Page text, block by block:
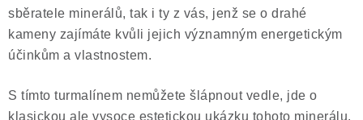
sběratele minerálů, tak i ty z vás, jenž se o drahé
kameny zajímáte kvůli jejich významným energetickým
účinkům a vlastnostem.
S tímto turmalínem nemůžete šlápnout vedle, jde o
klasickou ale vysoce estetickou ukázku tohoto minerálu.